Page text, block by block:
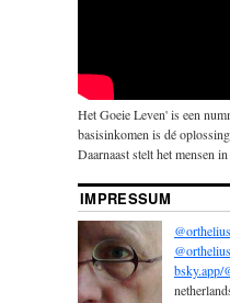
Het Goeie Leven' is een
basisinkomen is dé
Daarnaast stelt het mensen
IMPRESSUM
bsky.app/